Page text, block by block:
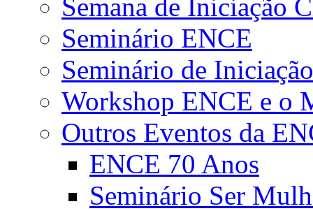
Semana de Iniciação
Seminário ENCE
Seminário de
Workshop ENCE e o
Outros Eventos da
ENCE 70 Anos
Seminário Ser